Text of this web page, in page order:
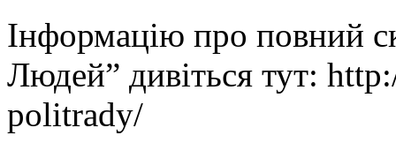
Інформацію про повний
Людей” дивіться тут:
politrady/